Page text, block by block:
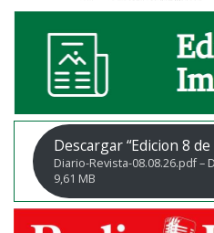
Descargar “Edicion 8
Diario-Revista-08.08.26.pdf –
9,61 MB